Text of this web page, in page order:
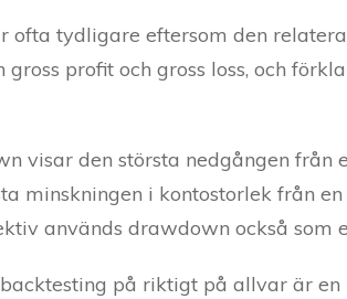
ofta tydligare eftersom den
gross profit och gross loss, och
visar den största nedgången
minskningen i kontostorlek från
används drawdown också som
på riktigt på allvar är